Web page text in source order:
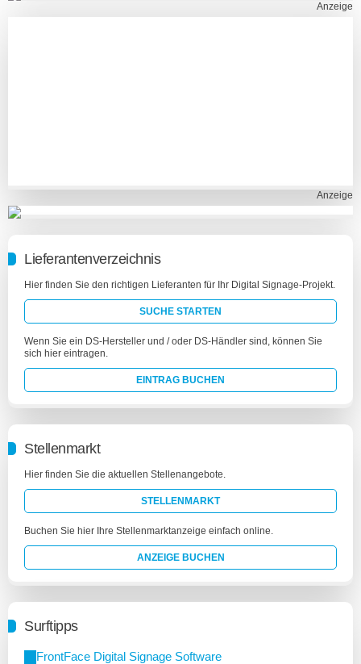
Anzeige
Anzeige
Lieferantenverzeichnis
Hier finden Sie den richtigen Lieferanten für Ihr Digital Signage-Projekt.
SUCHE STARTEN
Wenn Sie ein DS-Hersteller und / oder DS-Händler sind, können Sie
sich hier eintragen.
EINTRAG BUCHEN
Stellenmarkt
Hier finden Sie die aktuellen Stellenangebote.
STELLENMARKT
Buchen Sie hier Ihre Stellenmarktanzeige einfach online.
ANZEIGE BUCHEN
Surftipps
FrontFace Digital Signage Software